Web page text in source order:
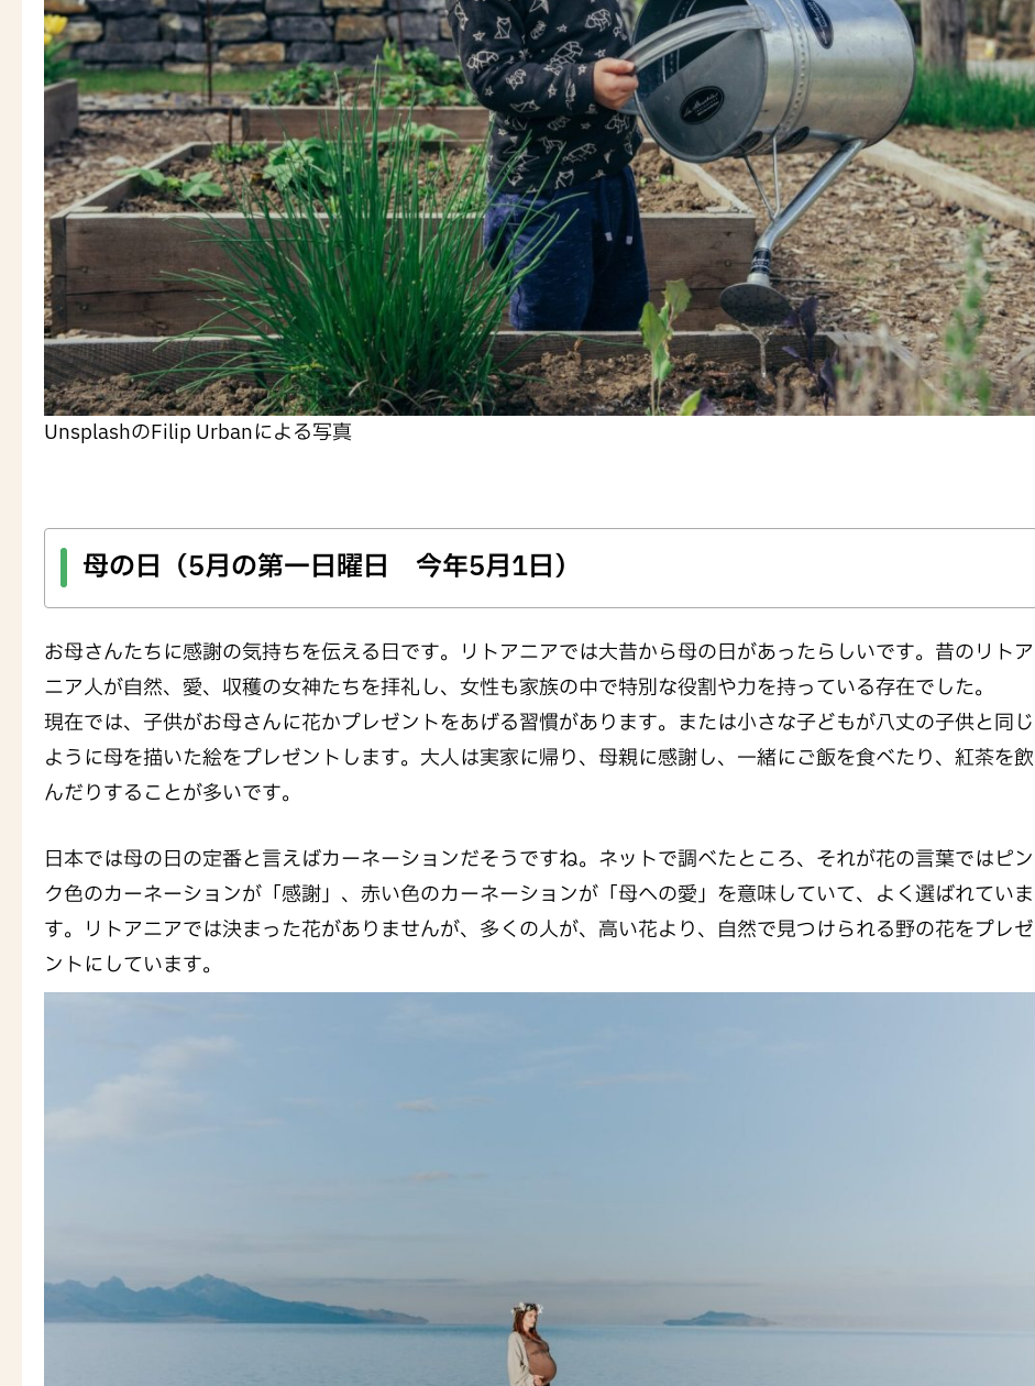
UnsplashのFilip Urbanによる写真
母の日（5月の第一日曜日 今年5月1日）
お母さんたちに感謝の気持ちを伝える日です。リトアニアでは大昔から母の日があったらしいです。昔のリトア
ニア人が自然、愛、収穫の女神たちを拝礼し、女性も家族の中で特別な役割や力を持っている存在でした。
現在では、子供がお母さんに花かプレゼントをあげる習慣があります。または小さな子どもが八丈の子供と同じ
ように母を描いた絵をプレゼントします。大人は実家に帰り、母親に感謝し、一緒にご飯を食べたり、紅茶を飲
んだりすることが多いです。
日本では母の日の定番と言えばカーネーションだそうですね。ネットで調べたところ、それが花の言葉ではピン
ク色のカーネーションが「感謝」、赤い色のカーネーションが「母への愛」を意味していて、よく選ばれていま
す。リトアニアでは決まった花がありませんが、多くの人が、高い花より、自然で見つけられる野の花をプレゼ
ントにしています。